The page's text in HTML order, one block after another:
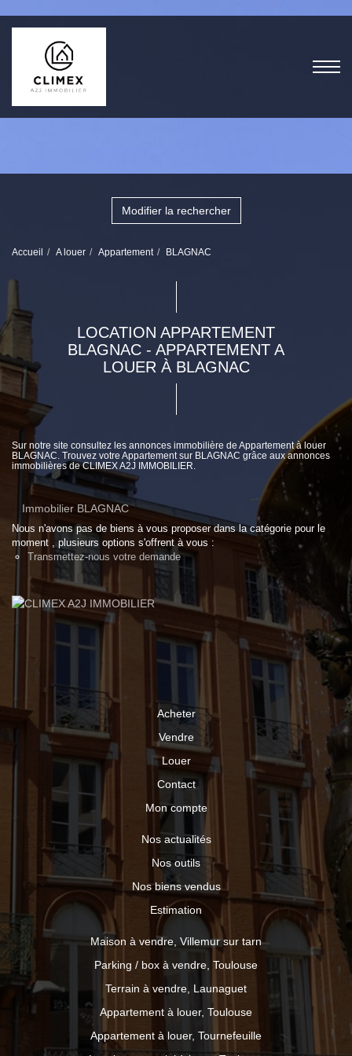
Modifier la rechercher
Accueil A louer Appartement BLAGNAC
LOCATION APPARTEMENT
BLAGNAC - APPARTEMENT A
LOUER À BLAGNAC
Sur notre site consultez les annonces immobilière de Appartement à louer
BLAGNAC. Trouvez votre Appartement sur BLAGNAC grâce aux annonces
immobilières de CLIMEX A2J IMMOBILIER.
Immobilier BLAGNAC
Nous n'avons pas de biens à vous proposer dans la catégorie pour le
moment , plusieurs options s'offrent à vous :
Transmettez-nous votre demande
Acheter
Vendre
Louer
Contact
Mon compte
Nos actualités
Nos outils
Nos biens vendus
Estimation
Maison à vendre, Villemur sur tarn
Parking / box à vendre, Toulouse
Terrain à vendre, Launaguet
Appartement à louer, Toulouse
Appartement à louer, Tournefeuille